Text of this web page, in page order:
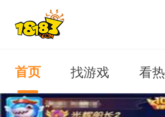
首页 找游戏 看